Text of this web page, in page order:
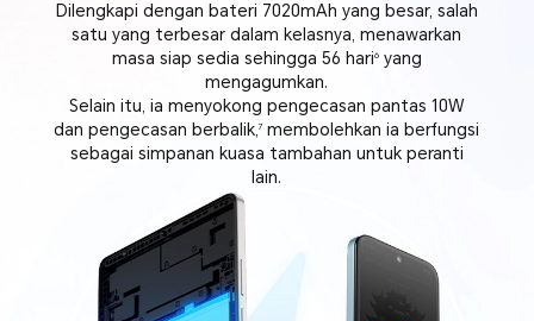
Dilengkapi dengan bateri 7020mAh yang besar, salah
satu yang terbesar dalam kelasnya, menawarkan
masa siap sedia sehingga 56 hari6yang
mengagumkan.
Selain itu, ia menyokong pengecasan pantas 10W
dan pengecasan berbalik,7 membolehkan ia berfungsi
sebagai simpanan kuasa tambahan untuk peranti
lain.